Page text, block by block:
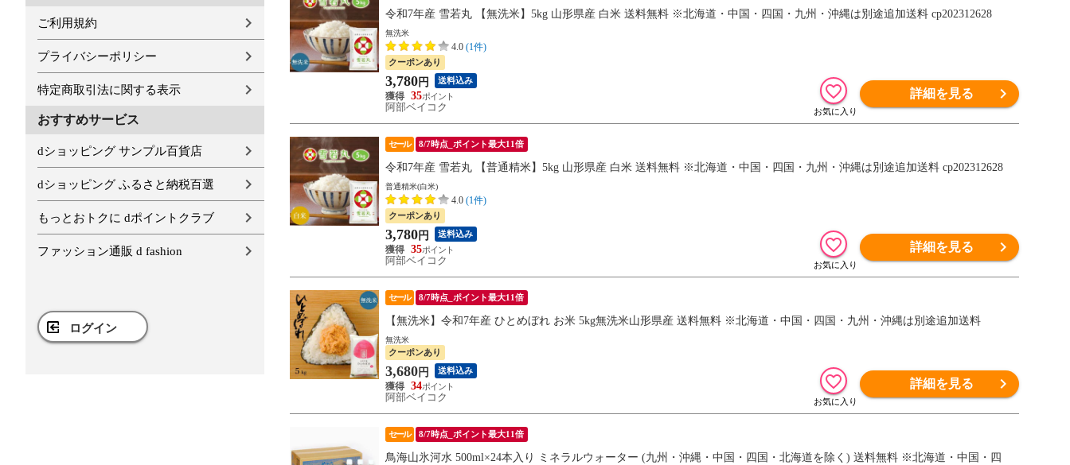
ご利用規約
プライバシーポリシー
特定商取引法に関する表示
おすすめサービス
dショッピング サンプル百貨店
dショッピング ふるさと納税百選
もっとおトクに dポイントクラブ
ファッション通販 d fashion
ログイン
令和7年産 雪若丸 【無洗米】5kg 山形県産 白米 送料無料 ※北海道・中国・四国・九州・沖縄は別途追加送料 cp202312628
無洗米
4.0 (1件)
クーポンあり
3,780 円 送料込み
35
阿部ベイコク
詳細を見る
セール 8/7時点_ポイント最大11倍
令和7年産 雪若丸 【普通精米】5kg 山形県産 白米 送料無料 ※北海道・中国・四国・九州・沖縄は別途追加送料 cp202312628
普通精米(白米)
4.0 (1件)
クーポンあり
3,780 円 送料込み
35
阿部ベイコク
詳細を見る
セール 8/7時点_ポイント最大11倍
【無洗米】令和7年産 ひとめぼれ お米 5kg無洗米山形県産 送料無料 ※北海道・中国・四国・九州・沖縄は別途追加送料
無洗米
クーポンあり
3,680 円 送料込み
34
阿部ベイコク
詳細を見る
セール 8/7時点_ポイント最大11倍
鳥海山氷河水 500ml×24本入り ミネラルウォーター (九州・沖縄・中国・四国・北海道を除く) 送料無料 ※北海道・中国・四